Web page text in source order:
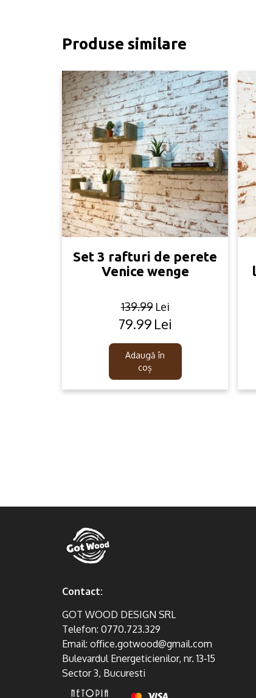
Produse similare
Set 3 rafturi de perete
Venice wenge
139.99 Lei
Original
was:
139.99lei.
79.99 Lei
Current
is:
79.99lei.
Adaugă în
coș
Contact:
GOT WOOD DESIGN SRL
Telefon: 0770.723.329
Email: office.gotwood@gmail.com
Bulevardul Energeticienilor, nr. 13-15
Sector 3, Bucuresti